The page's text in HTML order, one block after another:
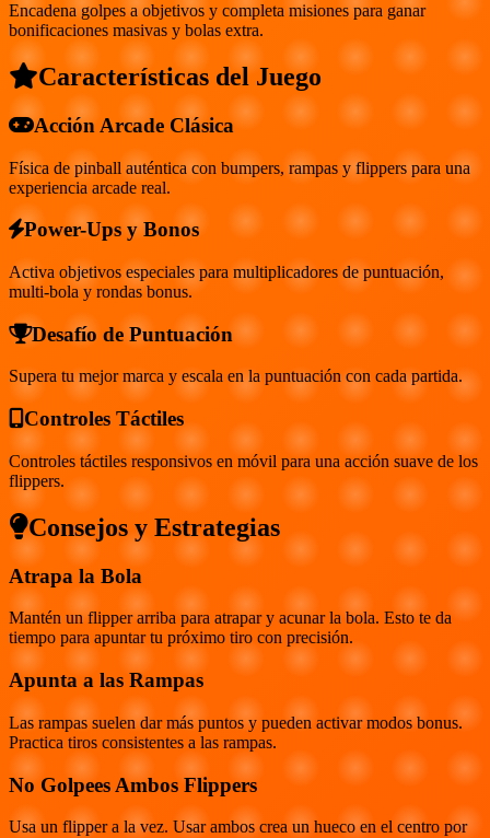
Encadena golpes a objetivos y completa misiones para ganar
bonificaciones masivas y bolas extra.
Características del Juego
Acción Arcade Clásica
Física de pinball auténtica con bumpers, rampas y flippers para una
experiencia arcade real.
Power-Ups y Bonos
Activa objetivos especiales para multiplicadores de puntuación,
multi-bola y rondas bonus.
Desafío de Puntuación
Supera tu mejor marca y escala en la puntuación con cada partida.
Controles Táctiles
Controles táctiles responsivos en móvil para una acción suave de los
flippers.
Consejos y Estrategias
Atrapa la Bola
Mantén un flipper arriba para atrapar y acunar la bola. Esto te da
tiempo para apuntar tu próximo tiro con precisión.
Apunta a las Rampas
Las rampas suelen dar más puntos y pueden activar modos bonus.
Practica tiros consistentes a las rampas.
No Golpees Ambos Flippers
Usa un flipper a la vez. Usar ambos crea un hueco en el centro por